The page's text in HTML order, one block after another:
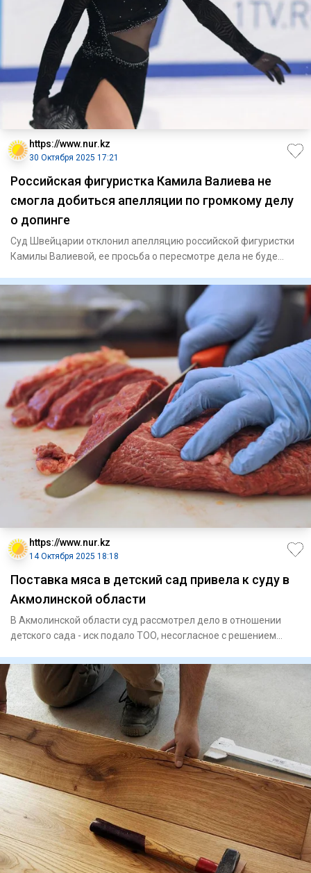
https://www.nur.kz
30 Октября 2025 17:21
Российская фигуристка Камила Валиева не
смогла добиться апелляции по громкому делу
о допинге
Суд Швейцарии отклонил апелляцию российской фигуристки
Камилы Валиевой, ее просьба о пересмотре дела не буде
https://www.nur.kz
14 Октября 2025 18:18
Поставка мяса в детский сад привела к суду в
Акмолинской области
В Акмолинской области суд рассмотрел дело в отношении
детского сада - иск подало ТОО, несогласное с решением